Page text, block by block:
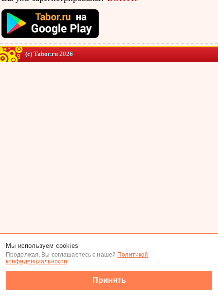
(c) Tabor.ru 2026
Мы используем cookies
Продолжая, Вы соглашаетесь с нашей Политикой
конфиденциальности.
Принять